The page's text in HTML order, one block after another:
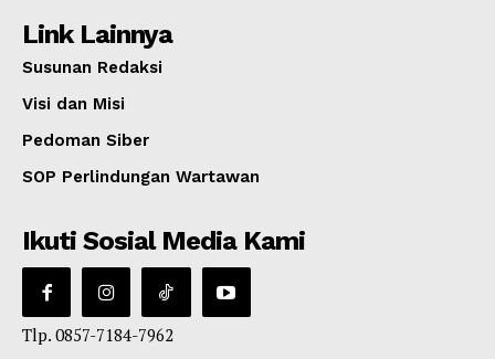
Link Lainnya
Susunan Redaksi
Visi dan Misi
Pedoman Siber
SOP Perlindungan Wartawan
Ikuti Sosial Media Kami
Tlp. 0857-7184-7962